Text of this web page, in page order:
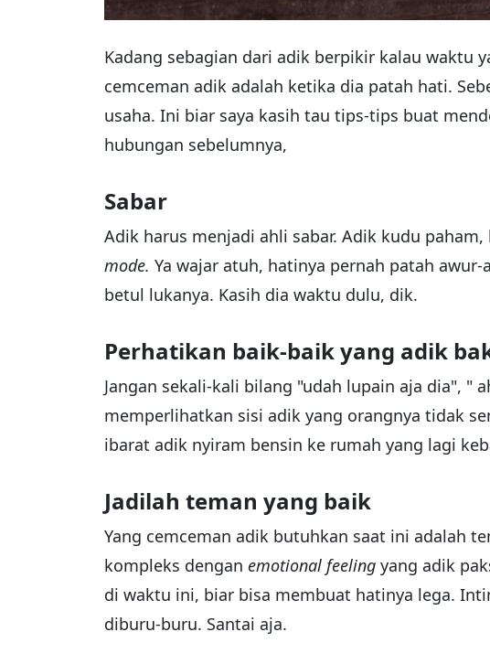
Kadang sebagian dari adik berpikir kalau waktu
cemceman adik adalah ketika dia patah hati.
usaha. Ini biar saya kasih tau tips-tips buat
hubungan sebelumnya,
Sabar
Adik harus menjadi ahli sabar. Adik kudu
mode. Ya wajar atuh, hatinya pernah patah
betul lukanya. Kasih dia waktu dulu, dik.
Perhatikan baik-baik yang adik
Jangan sekali-kali bilang "udah lupain aja dia", "
memperlihatkan sisi adik yang orangnya tidak
ibarat adik nyiram bensin ke rumah yang lagi
Jadilah teman yang baik
Yang cemceman adik butuhkan saat ini adalah
kompleks dengan emotional feeling yang adik
di waktu ini, biar bisa membuat hatinya lega.
diburu-buru. Santai aja.